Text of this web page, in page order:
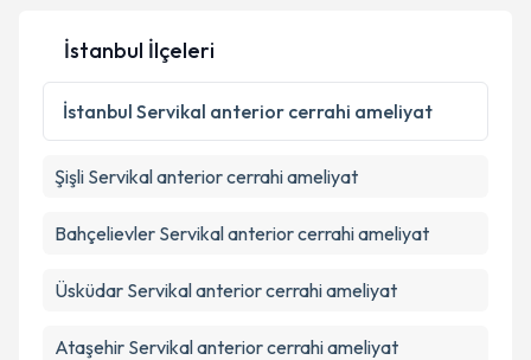
Kişisel verilerimin işlenmesine ilişkinAydınlatma
Metni
'ni okudum ve kişisel verilerimin belirtilen
kapsamda işlenmesini kabul ediyorum.
İstanbul İlçeleri
İstanbul Servikal anterior cerrahi ameliyat
Şişli Servikal anterior cerrahi ameliyat
Bahçelievler Servikal anterior cerrahi ameliyat
Üsküdar Servikal anterior cerrahi ameliyat
Ataşehir Servikal anterior cerrahi ameliyat